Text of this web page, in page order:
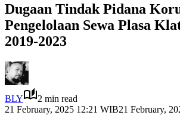
Dugaan Tindak Pidana
Pengelolaan Sewa Plasa
2019-2023
BLY
2 min read
21 February, 2025 12:21 WIB21 February,